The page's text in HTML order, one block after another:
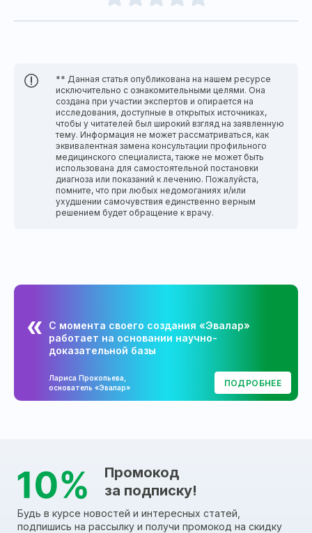
** Данная статья опубликована на нашем ресурсе
исключительно с ознакомительными целями. Она
создана при участии экспертов и опирается на
исследования, доступные в открытых источниках,
чтобы у читателей был широкий взгляд на заявленную
тему. Информация не может рассматриваться, как
эквивалентная замена консультации профильного
медицинского специалиста, также не может быть
использована для самостоятельной постановки
диагноза или показаний к лечению. Пожалуйста,
помните, что при любых недомоганиях и/или
ухудшении самочувствия единственно верным
решением будет обращение к врачу.
С момента своего создания «Эвалар»
работает на основании научно-
доказательной базы
Лариса Прокопьева,
основатель «Эвалар»
ПОДРОБНЕЕ
Промокод
за подписку!
Будь в курсе новостей и интересных статей,
подпишись на рассылку и получи промокод на скидку